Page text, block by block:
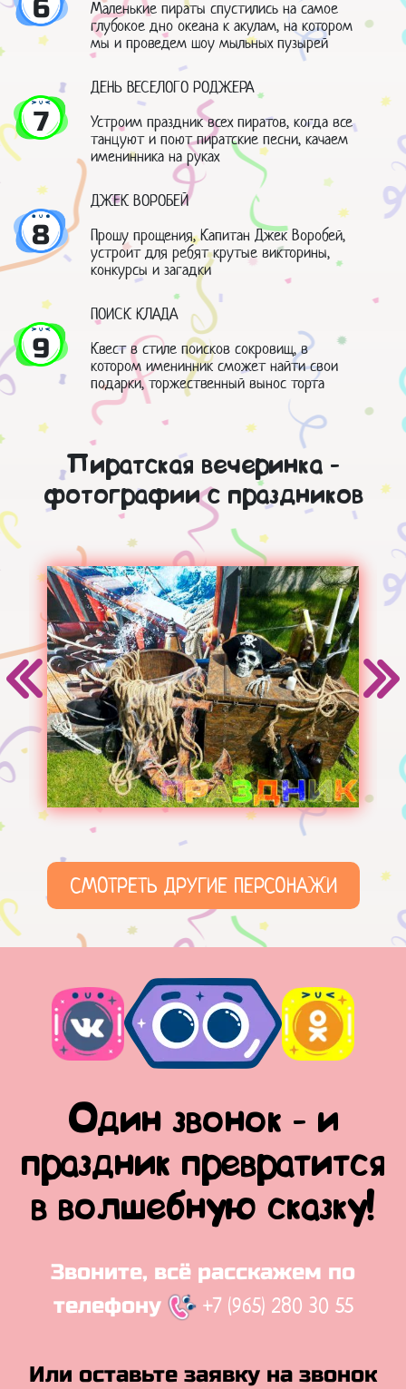
6
Маленькие пираты спустились на самое
глубокое дно океана к акулам, на котором
мы и проведем шоу мыльных пузырей
7
ДЕНЬ ВЕСЕЛОГО РОДЖЕРА
Устроим праздник всех пиратов, когда все
танцуют и поют пиратские песни, качаем
именинника на руках
8
ДЖЕК ВОРОБЕЙ
Прошу прощения, Капитан Джек Воробей,
устроит для ребят крутые викторины,
конкурсы и загадки
9
ПОИСК КЛАДА
Квест в стиле поисков сокровищ, в
котором именинник сможет найти свои
подарки, торжественный вынос торта
Пиратская вечеринка -
фотографии с праздников
СМОТРЕТЬ ДРУГИЕ ПЕРСОНАЖИ
Один звонок - и
праздник превратится
в волшебную сказку!
Звоните, всё расскажем по
телефону
+7 (965) 280 30 55
Или оставьте заявку на звонок